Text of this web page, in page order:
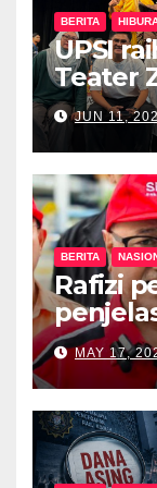
BERITA
UPSI
Teater
JUN 11,
BERITA
Rafizi
khianat
MAY 17,